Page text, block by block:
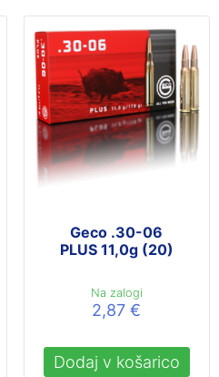
Geco .30-06
PLUS 11,0g (20)
Na zalogi
2,87€
Dodaj v košarico